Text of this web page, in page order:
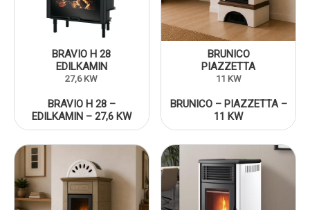
BRAVIO H 28
EDILKAMIN
27,6 KW
BRAVIO H 28 –
EDILKAMIN – 27,6 KW
BRUNICO
PIAZZETTA
11 KW
BRUNICO – PIAZZETTA –
11 KW